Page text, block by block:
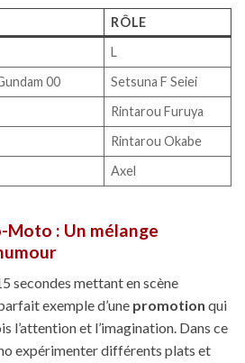
RÔLE
L
00
Setsuna F Seiei
Rintarou Furuya
Rintarou Okabe
Axel
: Un mélange
secondes mettant en scène
exemple d’une promotion qui
l’attention et l’imagination. Dans ce
expérimenter différents plats et